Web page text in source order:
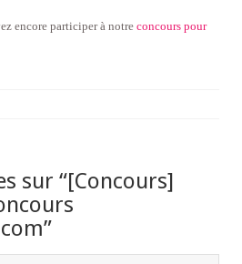
encore participer à notre concours pour
sur “[Concours]
”